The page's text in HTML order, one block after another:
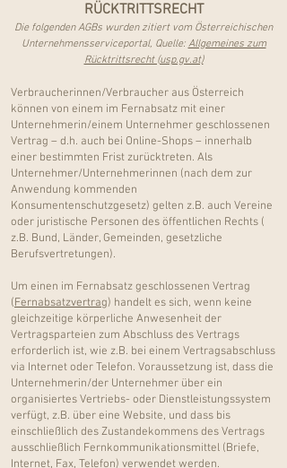
RÜCKTRITTSRECHT
Die folgenden AGBs wurden zitiert vom Österreichischen
Unternehmensserviceportal, Quelle: Allgemeines zum
Rücktrittsrecht (usp.gv.at)
Verbraucherinnen/Verbraucher aus Österreich
können von einem im Fernabsatz mit einer
Unternehmerin/einem Unternehmer geschlossenen
Vertrag – d.h. auch bei Online-Shops – innerhalb
einer bestimmten Frist zurücktreten. Als
Unternehmer/Unternehmerinnen (nach dem zur
Anwendung kommenden
Konsumentenschutzgesetz) gelten z.B. auch Vereine
oder juristische Personen des öffentlichen Rechts (
z.B. Bund, Länder, Gemeinden, gesetzliche
Berufsvertretungen).
Um einen im Fernabsatz geschlossenen Vertrag
(Fernabsatzvertrag) handelt es sich, wenn keine
gleichzeitige körperliche Anwesenheit der
Vertragsparteien zum Abschluss des Vertrags
erforderlich ist, wie z.B. bei einem Vertragsabschluss
via Internet oder Telefon. Voraussetzung ist, dass die
Unternehmerin/der Unternehmer über ein
organisiertes Vertriebs- oder Dienstleistungssystem
verfügt, z.B. über eine Website, und dass bis
einschließlich des Zustandekommens des Vertrags
ausschließlich Fernkommunikationsmittel (Briefe,
Internet, Fax, Telefon) verwendet werden.